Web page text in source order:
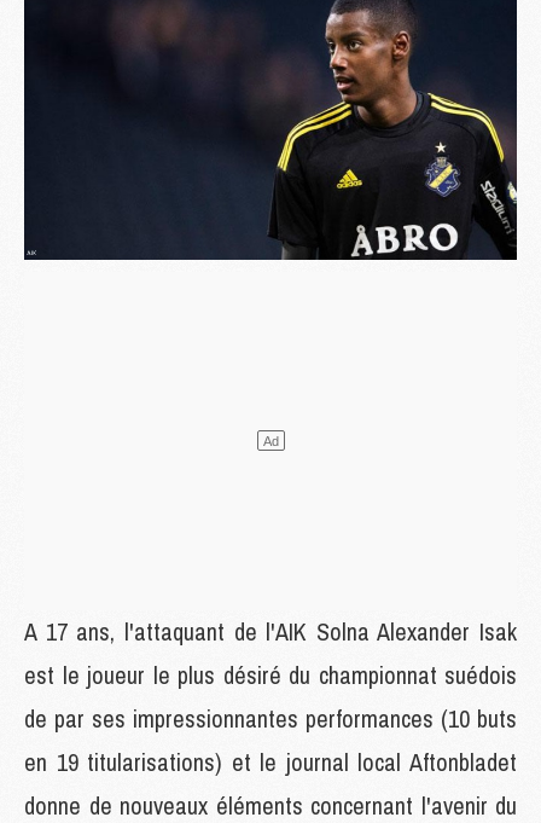
A 17 ans, l'attaquant de l'AIK Solna Alexander Isak
est le joueur le plus désiré du championnat suédois
de par ses impressionnantes performances (10 buts
en 19 titularisations) et le journal local Aftonbladet
donne de nouveaux éléments concernant l'avenir du